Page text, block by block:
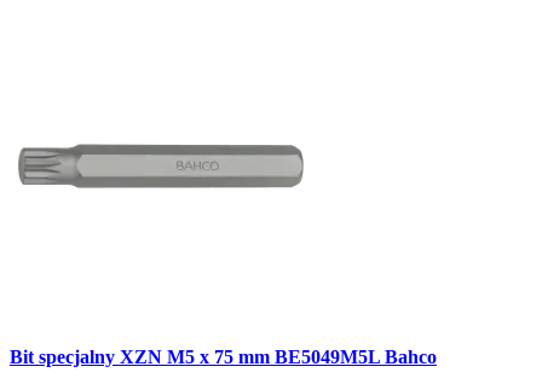
Bit specjalny XZN M5 x 75 mm BE5049M5L Bahco